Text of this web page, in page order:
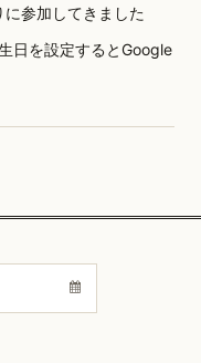
参加してきました
日を設定するとGoogle